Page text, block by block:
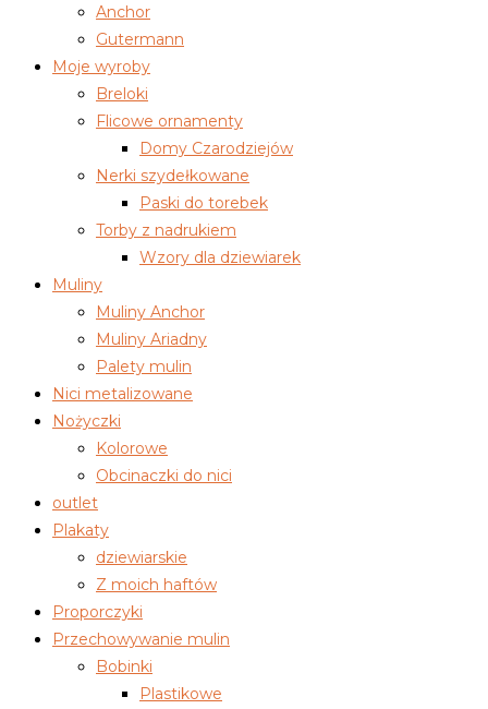
Anchor
Gutermann
Moje wyroby
Breloki
Flicowe ornamenty
Domy Czarodziejów
Nerki szydełkowane
Paski do torebek
Torby z nadrukiem
Wzory dla dziewiarek
Muliny
Muliny Anchor
Muliny Ariadny
Palety mulin
Nici metalizowane
Nożyczki
Kolorowe
Obcinaczki do nici
outlet
Plakaty
dziewiarskie
Z moich haftów
Proporczyki
Przechowywanie mulin
Bobinki
Plastikowe